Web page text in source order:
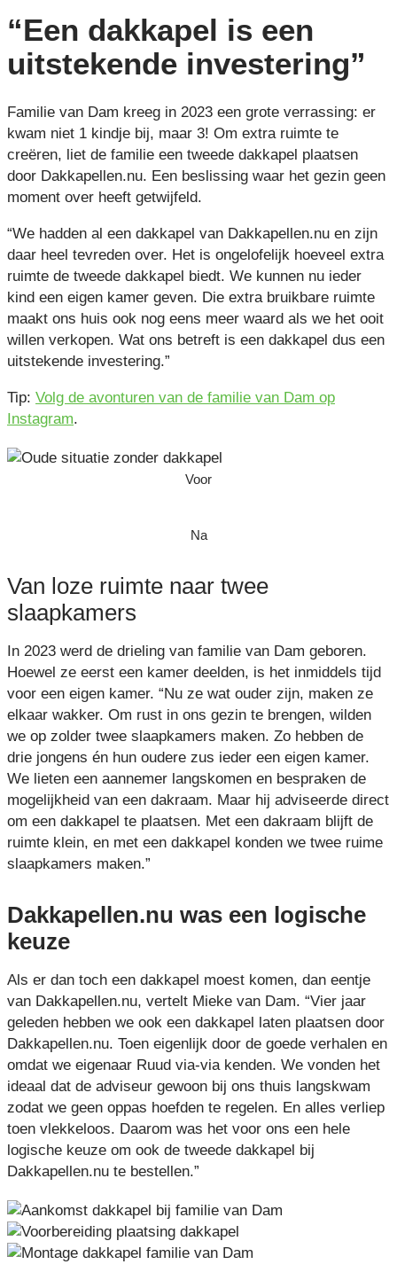
“Een dakkapel is een
uitstekende investering”
Familie van Dam kreeg in 2023 een grote verrassing: er
kwam niet 1 kindje bij, maar 3! Om extra ruimte te
creëren, liet de familie een tweede dakkapel plaatsen
door Dakkapellen.nu. Een beslissing waar het gezin geen
moment over heeft getwijfeld.
“We hadden al een dakkapel van Dakkapellen.nu en zijn
daar heel tevreden over. Het is ongelofelijk hoeveel extra
ruimte de tweede dakkapel biedt. We kunnen nu ieder
kind een eigen kamer geven. Die extra bruikbare ruimte
maakt ons huis ook nog eens meer waard als we het ooit
willen verkopen. Wat ons betreft is een dakkapel dus een
uitstekende investering.”
Tip: Volg de avonturen van de familie van Dam op
Instagram.
Voor
Na
Van loze ruimte naar twee
slaapkamers
In 2023 werd de drieling van familie van Dam geboren.
Hoewel ze eerst een kamer deelden, is het inmiddels tijd
voor een eigen kamer. “Nu ze wat ouder zijn, maken ze
elkaar wakker. Om rust in ons gezin te brengen, wilden
we op zolder twee slaapkamers maken. Zo hebben de
drie jongens én hun oudere zus ieder een eigen kamer.
We lieten een aannemer langskomen en bespraken de
mogelijkheid van een dakraam. Maar hij adviseerde direct
om een dakkapel te plaatsen. Met een dakraam blijft de
ruimte klein, en met een dakkapel konden we twee ruime
slaapkamers maken.”
Dakkapellen.nu was een logische
keuze
Als er dan toch een dakkapel moest komen, dan eentje
van Dakkapellen.nu, vertelt Mieke van Dam. “Vier jaar
geleden hebben we ook een dakkapel laten plaatsen door
Dakkapellen.nu. Toen eigenlijk door de goede verhalen en
omdat we eigenaar Ruud via-via kenden. We vonden het
ideaal dat de adviseur gewoon bij ons thuis langskwam
zodat we geen oppas hoefden te regelen. En alles verliep
toen vlekkeloos. Daarom was het voor ons een hele
logische keuze om ook de tweede dakkapel bij
Dakkapellen.nu te bestellen.”